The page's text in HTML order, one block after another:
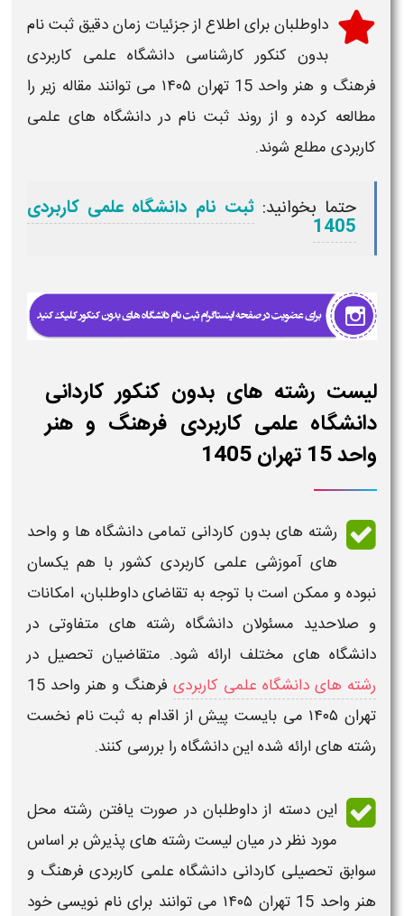
داوطلبان برای اطلاع از جزئیات زمان دقیق ثبت نام
بدون کنکور کارشناسی دانشگاه علمی کاربردی
فرهنگ و هنر واحد 15 تهران ۱۴۰۵
می توانند مقاله زیر را
مطالعه کرده و از روند ثبت نام در دانشگاه های علمی
کاربردی مطلع شوند.
حتما بخوانید: ثبت نام دانشگاه علمی کاربردی
1405
لیست رشته های بدون کنکور کاردانی
دانشگاه علمی کاربردی فرهنگ و هنر
واحد 15 تهران 1405
رشته های بدون کاردانی تمامی دانشگاه ها و واحد
های آموزشی علمی کاربردی کشور با هم یکسان
نبوده و ممکن است با توجه به تقاضای داوطلبان، امکانات
و صلاحدید مسئولاندانشگاه رشته های متفاوتی در
دانشگاه های مختلف ارائه شود. متقاضیان تحصیل در
رشته های دانشگاه علمی کاربردی
فرهنگ و هنر واحد 15
تهران ۱۴۰۵
می بایست پیش از اقدام به ثبت نام نخست
رشته های ارائه شده ایندانشگاه را بررسی کنند.
این دسته از داوطلبان در صورت یافتن رشته محل
مورد نظر در میانلیست رشته هایپذیرش بر اساس
سوابق تحصیلی کاردانی دانشگاه علمی کاربردی فرهنگ و
هنر واحد 15 تهران ۱۴۰۵
می توانند برای نام نویسی خود